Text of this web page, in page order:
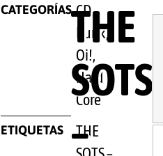
CATEGORÍAS CD,
Punk,
Oi!,
Hard
Core
ETIQUETAS
THE
THE
SOTS
–